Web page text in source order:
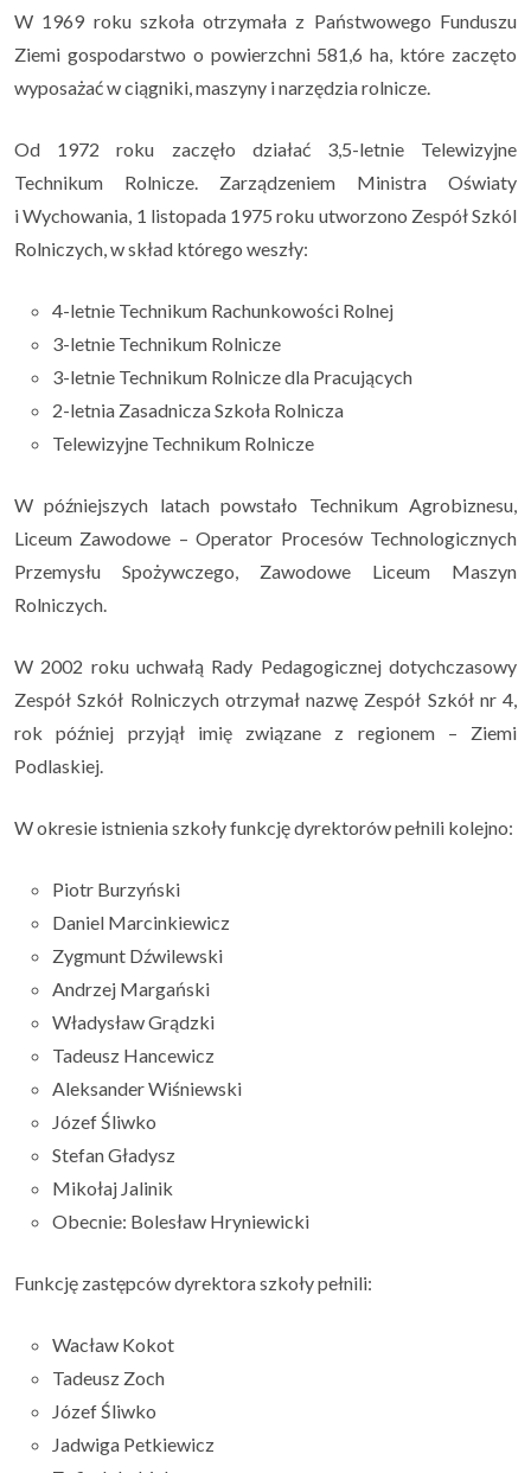
W 1969 roku szkoła otrzymała z Państwowego Funduszu
Ziemi gospodarstwo o powierzchni 581,6 ha, które zaczęto
wyposażać w ciągniki, maszyny i narzędzia rolnicze.
Od 1972 roku zaczęło działać 3,5-letnie Telewizyjne
Technikum Rolnicze. Zarządzeniem Ministra Oświaty
i Wychowania, 1 listopada 1975 roku utworzono Zespół Szkól
Rolniczych, w skład którego weszły:
4-letnie Technikum Rachunkowości Rolnej
3-letnie Technikum Rolnicze
3-letnie Technikum Rolnicze dla Pracujących
2-letnia Zasadnicza Szkoła Rolnicza
Telewizyjne Technikum Rolnicze
W późniejszych latach powstało Technikum Agrobiznesu,
Liceum Zawodowe – Operator Procesów Technologicznych
Przemysłu Spożywczego, Zawodowe Liceum Maszyn
Rolniczych.
W 2002 roku uchwałą Rady Pedagogicznej dotychczasowy
Zespół Szkół Rolniczych otrzymał nazwę Zespół Szkół nr 4,
rok później przyjął imię związane z regionem – Ziemi
Podlaskiej.
W okresie istnienia szkoły funkcję dyrektorów pełnili kolejno:
Piotr Burzyński
Daniel Marcinkiewicz
Zygmunt Dźwilewski
Andrzej Margański
Władysław Grądzki
Tadeusz Hancewicz
Aleksander Wiśniewski
Józef Śliwko
Stefan Gładysz
Mikołaj Jalinik
Obecnie: Bolesław Hryniewicki
Funkcję zastępców dyrektora szkoły pełnili:
Wacław Kokot
Tadeusz Zoch
Józef Śliwko
Jadwiga Petkiewicz